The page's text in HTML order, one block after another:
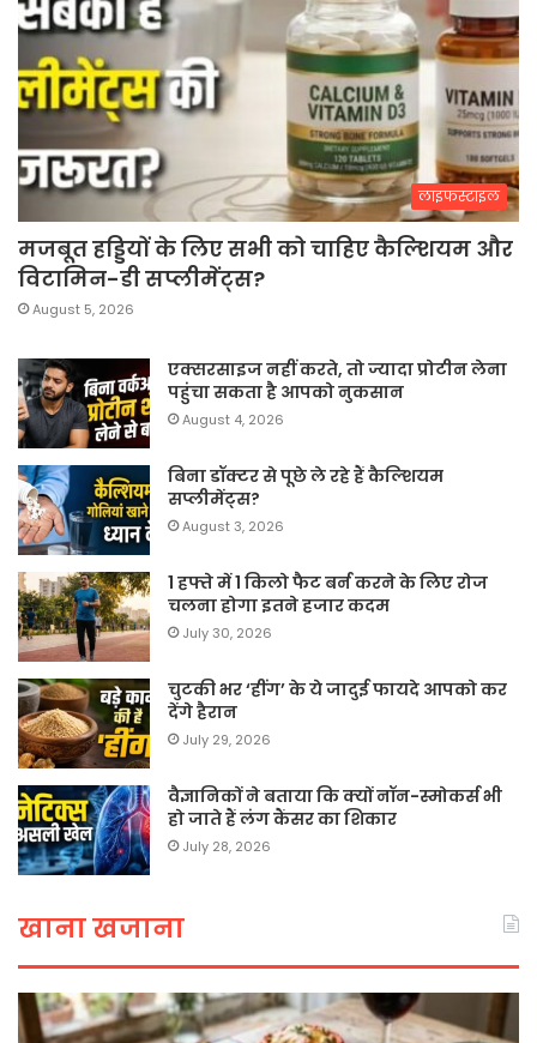
लाइफस्टाइल
मजबूत हड्डियों के लिए सभी को चाहिए कैल्शियम और
विटामिन-डी सप्लीमेंट्स?
August 5, 2026
एक्सरसाइज नहीं करते, तो ज्यादा प्रोटीन लेना
पहुंचा सकता है आपको नुकसान
August 4, 2026
बिना डॉक्टर से पूछे ले रहे हैं कैल्शियम
सप्लीमेंट्स?
August 3, 2026
1 हफ्ते में 1 किलो फैट बर्न करने के लिए रोज
चलना होगा इतने हजार कदम
July 30, 2026
चुटकी भर ‘हींग’ के ये जादुई फायदे आपको कर
देंगे हैरान
July 29, 2026
वैज्ञानिकों ने बताया कि क्यों नॉन-स्मोकर्स भी
हो जाते हैं लंग कैंसर का शिकार
July 28, 2026
खाना खजाना